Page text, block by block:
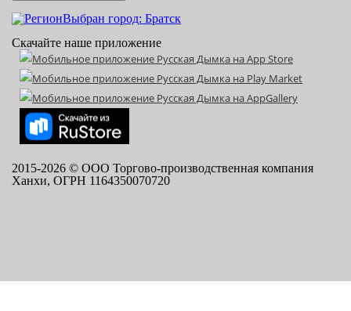
Выбран город: Братск
Скачайте наше приложение
2015-2026 © ООО Торгово-производственная компания
Ханхи, ОГРН 1164350070720